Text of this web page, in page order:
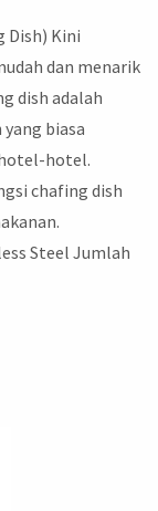
Dish) Kini
dan menarik
dish adalah
biasa
hotel.
chafing dish
Steel Jumlah